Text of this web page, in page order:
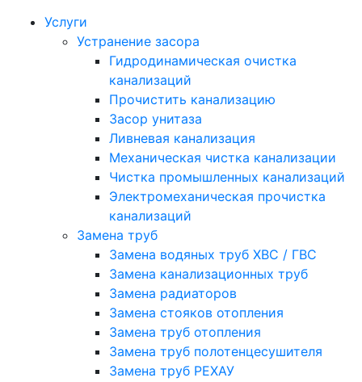
Услуги
Устранение засора
Гидродинамическая очистка
канализаций
Прочистить канализацию
Засор унитаза
Ливневая канализация
Механическая чистка канализации
Чистка промышленных канализаций
Электромеханическая прочистка
канализаций
Замена труб
Замена водяных труб ХВС / ГВС
Замена канализационных труб
Замена радиаторов
Замена стояков отопления
Замена труб отопления
Замена труб полотенцесушителя
Замена труб РЕХАУ